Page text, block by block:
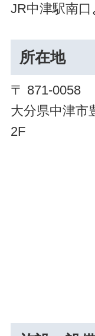
JR中津駅南口
所在地
〒 871-0058
大分県中津市
2F